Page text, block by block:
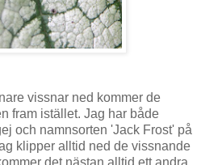
vissnar ned kommer de
fram istället. Jag har både
och namnsorten 'Jack Frost' på
klipper alltid ned de vissnande
det nästan alltid ett andra